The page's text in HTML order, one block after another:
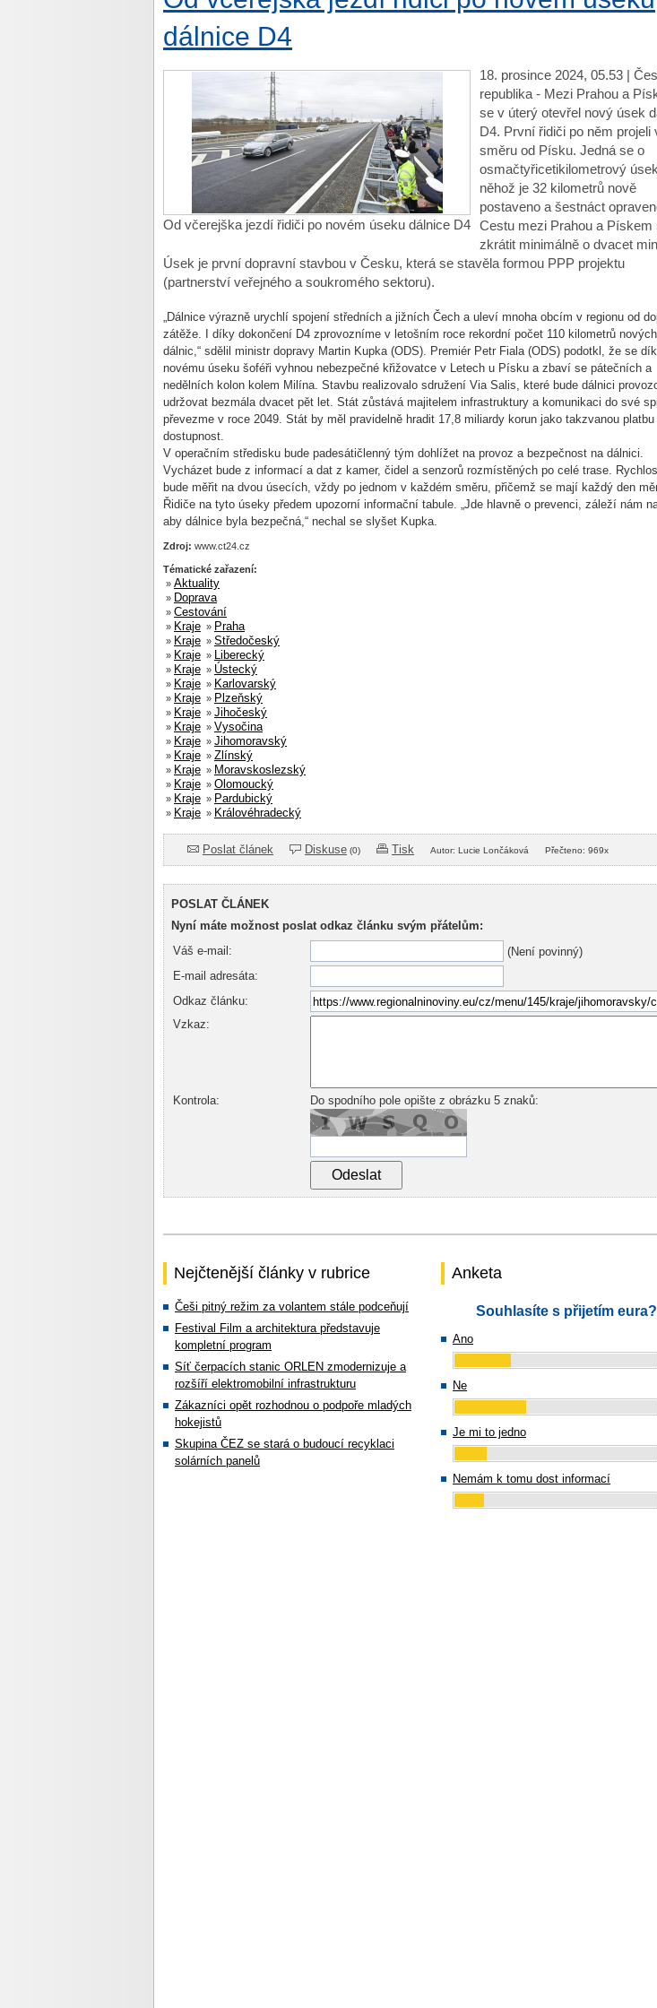
dálnice D4
Od včerejška jezdí řidiči po novém úseku dálnice D4
18. prosince 2024, 05.53 |
republika - Mezi Prahou a
se v úterý otevřel nový úsek
D4. První řidiči po něm projeli
směru od Písku. Jedná se o
osmačtyřicetikilometrový
něhož je 32 kilometrů nově
postaveno a šestnáct
Cestu mezi Prahou a Pískem
zkrátit minimálně o dvacet
Úsek je první dopravní stavbou v Česku, která se stavěla formou PPP projektu
(partnerství veřejného a soukromého sektoru).
„Dálnice výrazně urychlí spojení středních a jižních Čech a uleví mnoha obcím v regionu od
zátěže. I díky dokončení D4 zprovozníme v letošním roce rekordní počet 110 kilometrů nových
dálnic,“ sdělil ministr dopravy Martin Kupka (ODS). Premiér Petr Fiala (ODS) podotkl, že se
novému úseku šoféři vyhnou nebezpečné křižovatce v Letech u Písku a zbaví se pátečních a
nedělních kolon kolem Milína. Stavbu realizovalo sdružení Via Salis, které bude dálnici
udržovat bezmála dvacet pět let. Stát zůstává majitelem infrastruktury a komunikaci do své
převezme v roce 2049. Stát by měl pravidelně hradit 17,8 miliardy korun jako takzvanou platbu
dostupnost.
V operačním středisku bude padesátičlenný tým dohlížet na provoz a bezpečnost na dálnici.
Vycházet bude z informací a dat z kamer, čidel a senzorů rozmístěných po celé trase.
bude měřit na dvou úsecích, vždy po jednom v každém směru, přičemž se mají každý den
Řidiče na tyto úseky předem upozorní informační tabule. „Jde hlavně o prevenci, záleží nám
aby dálnice byla bezpečná,“ nechal se slyšet Kupka.
Zdroj: www.ct24.cz
Tématické zařazení:
» Aktuality
» Doprava
» Cestování
» Kraje » Praha
» Kraje » Středočeský
» Kraje » Liberecký
» Kraje » Ústecký
» Kraje » Karlovarský
» Kraje » Plzeňský
» Kraje » Jihočeský
» Kraje » Vysočina
» Kraje » Jihomoravský
» Kraje » Zlínský
» Kraje » Moravskoslezský
» Kraje » Olomoucký
» Kraje » Pardubický
» Kraje » Královéhradecký
Poslat článek Diskuse (0) Tisk Autor: Lucie Lončáková Přečteno: 969x
POSLAT ČLÁNEK
Nyní máte možnost poslat odkaz článku svým přátelům:
Váš e-mail:
(Není povinný)
E-mail adresáta:
Odkaz článku:
Vzkaz:
Kontrola: Do spodního pole opište z obrázku 5 znaků:
Nejčtenější články v rubrice
Češi pitný režim za volantem stále podceňují
Festival Film a architektura představuje
kompletní program
Síť čerpacích stanic ORLEN zmodernizuje a
rozšíří elektromobilní infrastrukturu
Zákazníci opět rozhodnou o podpoře mladých
hokejistů
Skupina ČEZ se stará o budoucí recyklaci
solárních panelů
Anketa
Souhlasíte s přijetím eura?
Ano
Ne
Je mi to jedno
Nemám k tomu dost informací